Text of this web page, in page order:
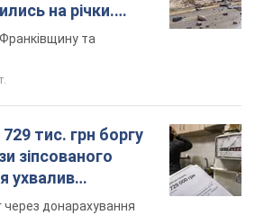
на річки.
та
тис. грн боргу
зіпсованого
ухвалив
донарахування